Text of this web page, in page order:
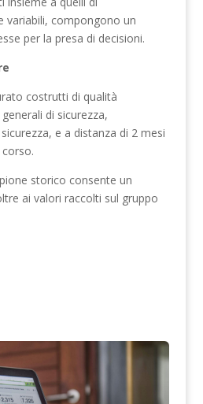
variabili, compongono un
per la presa di decisioni.
costrutti di qualità
di sicurezza,
e a distanza di 2 mesi
storico consente un
ai valori raccolti sul gruppo